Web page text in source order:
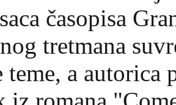
časopisa
tretmana
a autorica